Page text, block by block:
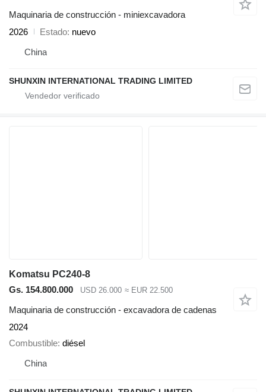
Maquinaria de construcción - miniexcavadora
2026
Estado nuevo
China
SHUNXIN INTERNATIONAL TRADING LIMITED
Komatsu PC240-8
Gs. 154.800.000
USD 26.000 ≈ EUR 22.500
Maquinaria de construcción - excavadora de cadenas
2024
Combustible diésel
China